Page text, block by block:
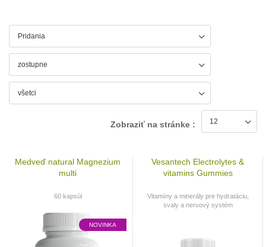
Zobraziť na stránke :
Medveď natural Magnezium
multi
60 kapsúl
NOVINKA
Vesantech Electrolytes &
vitamins Gummies
Vitamíny a minerály pre hydratáciu,
svaly a nervový systém